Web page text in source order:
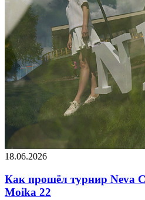
18.06.2026
Как прошёл турнир Neva
Moika 22